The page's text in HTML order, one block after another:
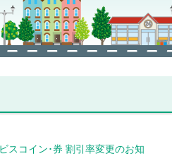
コイン･券 割引率変更のお知